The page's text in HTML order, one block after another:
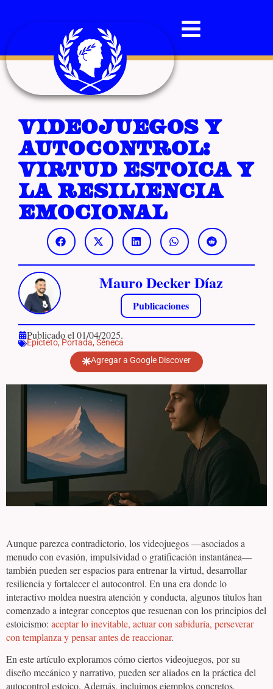
Videojuegos y
autocontrol:
virtud estoica y
la resiliencia
emocional
Mauro Decker Díaz
Publicaciones
Publicado el 01/04/2025.
Epicteto, Portada, Séneca
Agregar a Google Discover
Aunque parezca contradictorio, los videojuegos —asociados a
menudo con evasión, impulsividad o gratificación instantánea—
también pueden ser espacios para entrenar la virtud, desarrollar
resiliencia y fortalecer el autocontrol. En una era donde lo
interactivo moldea nuestra atención y conducta, algunos títulos han
comenzado a integrar conceptos que resuenan con los principios del
estoicismo: aceptar lo inevitable, actuar con sabiduría, perseverar
con templanza y pensar antes de reaccionar.
En este artículo exploramos cómo ciertos videojuegos, por su
diseño mecánico y narrativo, pueden ser aliados en la práctica del
autocontrol estoico. Además, incluimos ejemplos concretos,